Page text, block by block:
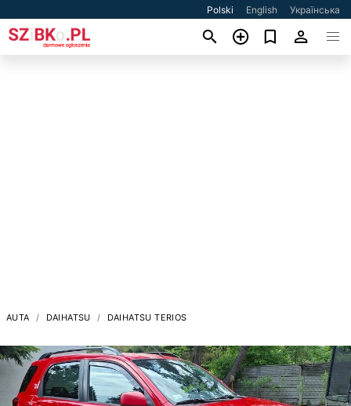
Polski English Українська
AUTA DAIHATSU DAIHATSU TERIOS